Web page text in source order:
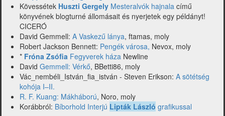
Kövessétek Huszti Gergely Mesteralvók hajnala című
könyvének blogturné állomásait és nyerjetek egy példányt!
CICERÓ
David Gemmell: A Vaskezű lánya, ftamas, moly
Robert Jackson Bennett: Pengék városa, Nevox, moly
* Fróna Zsófia Fegyverek háza Newline
David Gemmell: Vérkő, BBetti86, moly
Vác_nembéli_István_fia_istván - Steven Erikson: A sötétség
kohója I–II.
R. F. Kuang: Mákháború, Noro, moly
Korábbról: Bíborhold Interjú Lipták László grafikussal